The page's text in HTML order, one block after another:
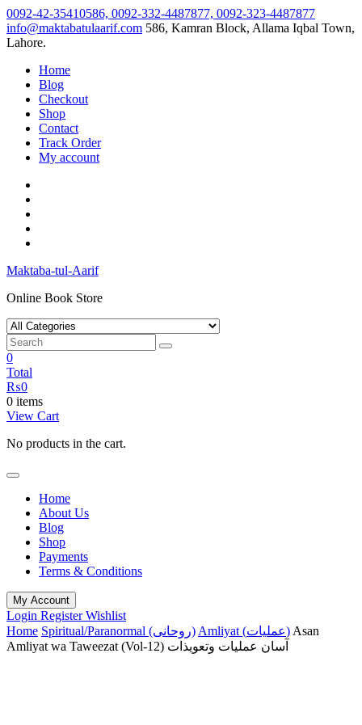
Skip
to
content
0092-42-35410586, 0092-332-4487877, 0092-323-4487877
info@maktabatulaarif.com 586, Kamran Block, Allama Iqbal Town,
Lahore.
Home
Blog
Checkout
Shop
Contact
Track Order
My account
Maktaba-tul-Aarif
Online Book Store
0
Total
₨0
0 items
View Cart
No products in the cart.
Home
About Us
Blog
Shop
Payments
Terms & Conditions
My Account
Login RegisterWishlist
Home
Spiritual/Paranormal (روحانی) Amliyat (عملیات) Asan
Amliyat wa Taweezat (Vol-12) آسان عملیات وتعویذات